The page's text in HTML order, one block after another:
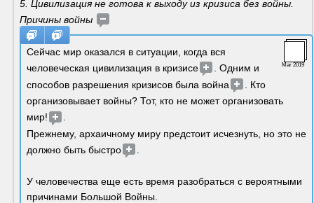
5. Цивилизация не готова к выходу из кризиса без войны.
Причины войны
Mar 2019
Сейчас мир оказался в ситуации, когда вся
человеческая цивилизация в кризисе
. Одним и
способов разрешения кризисов была война
. Кто
организовывает войны? Тот, кто не может организовать
мир!
.
Прежнему, архаичному миру предстоит исчезнуть, но это не
должно быть быстро
У человечества еще есть время разобраться с вероятными
причинами Большой Войны.